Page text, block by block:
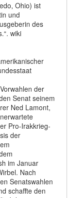
Ohio) ist
und
des
wiki
der
Senat seinem
Ned Lamont,
Pro-Irakkrieg-
der
im Januar
Nach
Senatswahlen
schaffte den